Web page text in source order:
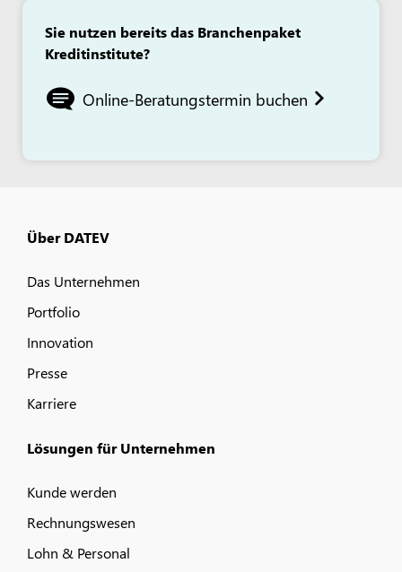
Sie nutzen bereits das Branchenpaket
Kreditinstitute?
Online-Beratungstermin buchen
Über DATEV
Das Unternehmen
Portfolio
Innovation
Presse
Karriere
Lösungen für Unternehmen
Kunde werden
Rechnungswesen
Lohn & Personal